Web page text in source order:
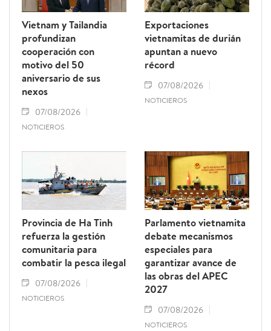
Vietnam y Tailandia
profundizan
cooperación con
motivo del 50
aniversario de sus
nexos
07/08/2026
NOTICIEROS
Exportaciones
vietnamitas de durián
apuntan a nuevo
récord
07/08/2026
NOTICIEROS
Provincia de Ha Tinh
refuerza la gestión
comunitaria para
combatir la pesca ilegal
07/08/2026
NOTICIEROS
Parlamento vietnamita
debate mecanismos
especiales para
garantizar avance de
las obras del APEC
2027
07/08/2026
NOTICIEROS